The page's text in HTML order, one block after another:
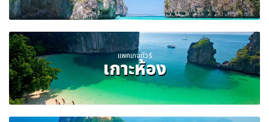
แพคเกจทัวร์
เกาะห้อง